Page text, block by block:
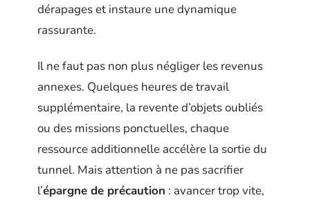
dérapages et instaure une dynamique
rassurante.
Il ne faut pas non plus négliger les revenus
annexes. Quelques heures de travail
supplémentaire, la revente d’objets oubliés
ou des missions ponctuelles, chaque
ressource additionnelle accélère la sortie du
tunnel. Mais attention à ne pas sacrifier
l’épargne de précaution : avancer trop vite,